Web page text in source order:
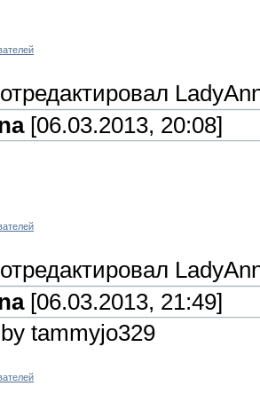
[06.03.2013, 20:08]
[06.03.2013, 21:49]
tammyjo329